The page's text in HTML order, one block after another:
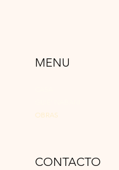
OBRAS
MENU
CONTACTO